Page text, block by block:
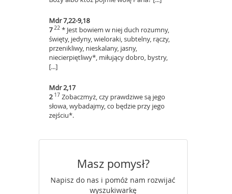
Mdr 7,22-9,18
722 * Jest bowiem w niej duch rozumny,
święty, jedyny, wieloraki, subtelny, rączy,
przenikliwy, nieskalany, jasny,
niecierpiętliwy*, miłujący dobro, bystry,
[...]
Mdr 2,17
217 Zobaczmyż, czy prawdziwe są jego
słowa, wybadajmy, co będzie przy jego
zejściu*.
Masz pomysł?
Napisz do nas i pomóż nam rozwijać
wyszukiwarkę